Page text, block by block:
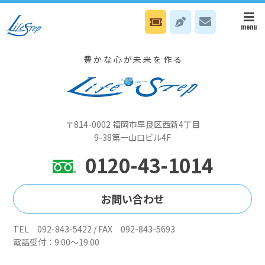
5/20 東京ビジョンセンター浜松町で会長のNカウンセリング、八幡オ
フィスは宗像ユリックスでセミナーですです
豊かな心が未来を作る
〒814-0002 福岡市早良区西新4丁目
9-38第一山口ビル4F
0120-43-1014
お問い合わせ
TEL 092-843-5422 / FAX 092-843-5693
電話受付：9:00～19:00